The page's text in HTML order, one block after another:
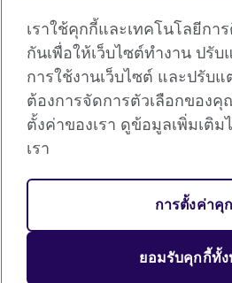
Data
Terms of
Cookies
Sitemap
The United Kingdom's
cultural relations and
SC037733
เราใช้คุกกี้และเทคโนโลยีกา
กันเพื่อให้เว็บไซต์ทำงาน ปรับ
การใช้งานเว็บไซต์ และปรับ
ต้องการจัดการตัวเลือกของ
ตั้งค่าของเรา ดูข้อมูลเพิ่มเติ
เรา
การตั้งค่าคุ
ยอมรับคุกกี้ทั้